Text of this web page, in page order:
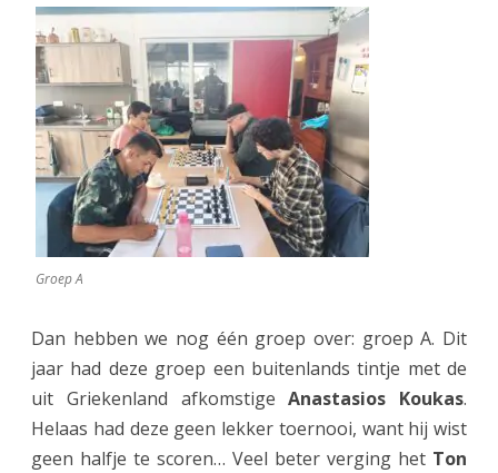
Groep A
Dan hebben we nog één groep over: groep A. Dit
jaar had deze groep een buitenlands tintje met de
uit Griekenland afkomstigeAnastasios Koukas.
Helaas had deze geen lekker toernooi, want hij wist
geen halfje te scoren… Veel beter verging het Ton